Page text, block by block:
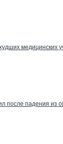
медицинских
после падения из